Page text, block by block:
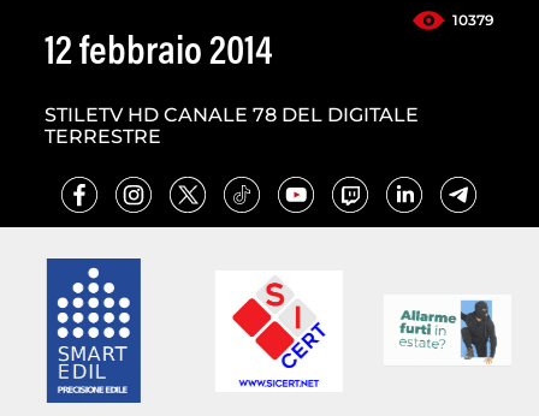
10379
12 febbraio 2014
STILETV HD CANALE 78 DEL DIGITALE
TERRESTRE